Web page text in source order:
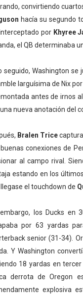
convirtiendo
hacía su segundo
porKhyree
el QB determinaba
seguido, Washington se
larguísima de Nix
antes de irnos
nueva anotación del
Bralen Trice
conexiones de
al campo rival.
estando en los
el touchdown de
los Ducks en
por 63 yardas
senior (31-34).
Y Washington
18 yardas en
derrota de Oregon
explosiva